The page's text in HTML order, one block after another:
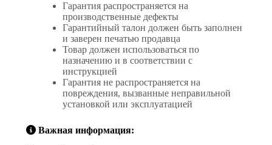
Гарантия распространяется на
производственные дефекты
Гарантийный талон должен быть заполнен
и заверен печатью продавца
Товар должен использоваться по
назначению и в соответствии с
инструкцией
Гарантия не распространяется на
повреждения, вызванные неправильной
установкой или эксплуатацией
Важная информация: